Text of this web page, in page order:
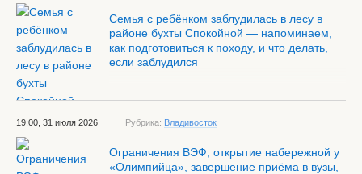
Семья с ребёнком заблудилась в лесу в
районе бухты Спокойной — напоминаем,
как подготовиться к походу, и что делать,
если заблудился
19:00, 31 июля 2026 Рубрика: Владивосток
Ограничения ВЭФ, открытие набережной у
«Олимпийца», завершение приёма в вузы,